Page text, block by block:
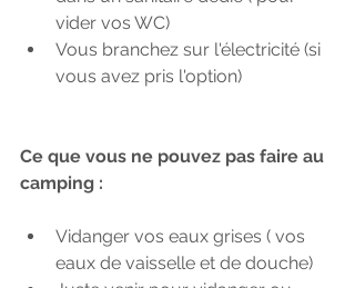
vider vos WC)
Vous branchez sur l'électricité (si
vous avez pris l'option)
Ce que vous ne pouvez pas faire au
camping :
Vidanger vos eaux grises ( vos
eaux de vaisselle et de douche)